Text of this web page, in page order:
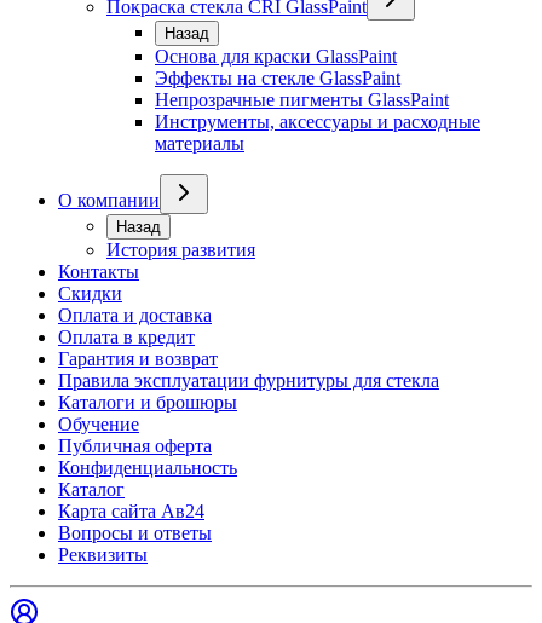
Покраска стекла CRI GlassPaint
Назад
Основа для краски GlassPaint
Эффекты на стекле GlassPaint
Непрозрачные пигменты GlassPaint
Инструменты, аксессуары и расходные
материалы
О компании
Назад
История развития
Контакты
Скидки
Оплата и доставка
Оплата в кредит
Гарантия и возврат
Правила эксплуатации фурнитуры для стекла
Каталоги и брошюры
Обучение
Публичная оферта
Конфиденциальность
Каталог
Карта сайта Ав24
Вопросы и ответы
Реквизиты